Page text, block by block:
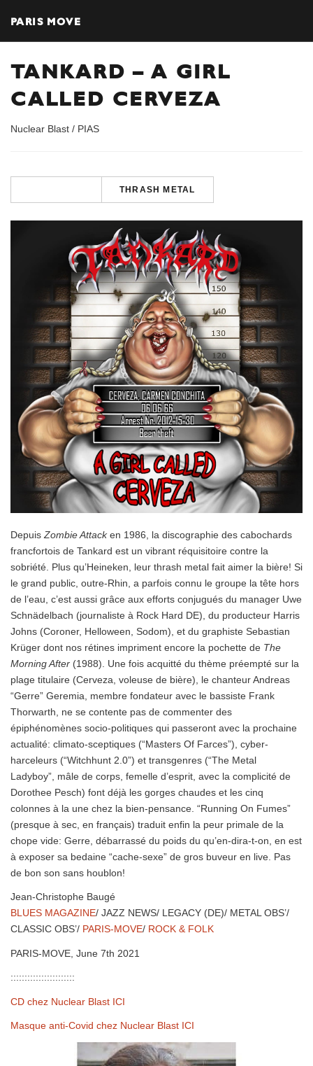
PARIS MOVE
TANKARD – A GIRL
CALLED CERVEZA
Nuclear Blast / PIAS
THRASH METAL
Depuis Zombie Attacken 1986, la discographie des cabochards
francfortois de Tankard est un vibrant réquisitoire contre la
sobriété. Plus qu’Heineken, leur thrash metal fait aimer la bière! Si
le grand public, outre-Rhin, a parfois connu le groupe la tête hors
de l’eau, c’est aussi grâce aux efforts conjugués du manager Uwe
Schnädelbach (journaliste à Rock Hard DE), du producteur Harris
Johns (Coroner, Helloween, Sodom), et du graphiste Sebastian
Krüger dont nos rétines impriment encore la pochette de The
Morning After (1988). Une fois acquitté du thème préempté sur la
plage titulaire (Cerveza, voleuse de bière), le chanteur Andreas
“Gerre” Geremia, membre fondateur avec le bassiste Frank
Thorwarth, ne se contente pas de commenter des
épiphénomènes socio-politiques qui passeront avec la prochaine
actualité: climato-sceptiques (“Masters Of Farces”), cyber-
harceleurs (“Witchhunt 2.0”) et transgenres (“The Metal
Ladyboy”, mâle de corps, femelle d’esprit, avec la complicité de
Dorothee Pesch) font déjà les gorges chaudes et les cinq
colonnes à la une chez la bien-pensance. “Running On Fumes”
(presque à sec, en français) traduit enfin la peur primale de la
chope vide: Gerre, débarrassé du poids du qu’en-dira-t-on, en est
à exposer sa bedaine “cache-sexe” de gros buveur en live. Pas
de bon son sans houblon!
Jean-Christophe Baugé
BLUES MAGAZINE/ JAZZ NEWS/ LEGACY (DE)/ METAL OBS’/
CLASSIC OBS’/ PARIS-MOVE/ ROCK & FOLK
PARIS-MOVE, June 7th 2021
:::::::::::::::::::::::
CD chez Nuclear Blast ICI
Masque anti-Covid chez Nuclear Blast ICI